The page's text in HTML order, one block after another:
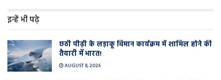
इन्हें भी पढ़े
छठी पीढ़ी के लड़ाकू विमान कार्यक्रम में शामिल होने की
तैयारी में भारत!
AUGUST 8, 2026